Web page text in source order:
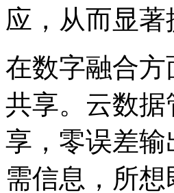
应，从而显
在数字融合
共享。云数
享，零误差
需信息，所